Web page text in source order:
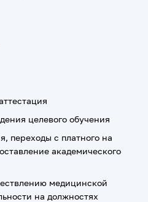
целевого обучения
переходы с платного на
академического
медицинской
на должностях